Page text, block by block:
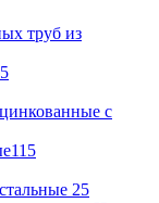
труб из
5
с
115
25